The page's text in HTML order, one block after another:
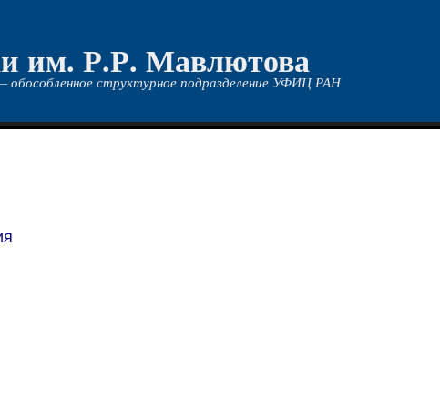
им. Р.Р. Мавлютова
структурное подразделение УФИЦ РАН